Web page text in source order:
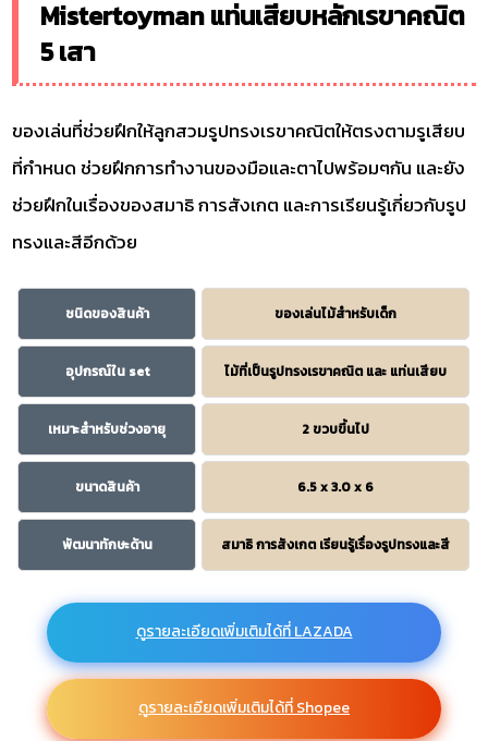
Mistertoyman แท่นเสียบหลักเรขาคณิต
5 เสา
ของเล่นที่ช่วยฝึกให้ลูกสวมรูปทรงเรขาคณิตให้ตรงตามรูเสียบ
ที่กำหนด ช่วยฝึกการทำงานของมือและตาไปพร้อมๆกัน และยัง
ช่วยฝึกในเรื่องของสมาธิ การสังเกต และการเรียนรู้เกี่ยวกับรูป
ทรงและสีอีกด้วย
ชนิดของสินค้า ของเล่นไม้สำหรับเด็ก
อุปกรณ์ใน set ไม้ที่เป็นรูปทรงเรขาคณิต และ แท่นเสียบ
เหมาะสำหรับช่วงอายุ 2 ขวบขึ้นไป
ขนาดสินค้า 6.5 x 3.0 x 6
พัฒนาทักษะด้าน สมาธิ การสังเกต เรียนรู้เรื่องรูปทรงและสี
ดูรายละเอียดเพิ่มเติมได้ที่ LAZADA
ดูรายละเอียดเพิ่มเติมได้ที่ Shopee